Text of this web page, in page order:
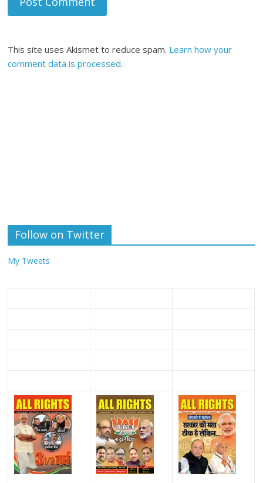
This site uses Akismet to reduce spam. Learn how your
comment data is processed.
Follow on Twitter
My Tweets